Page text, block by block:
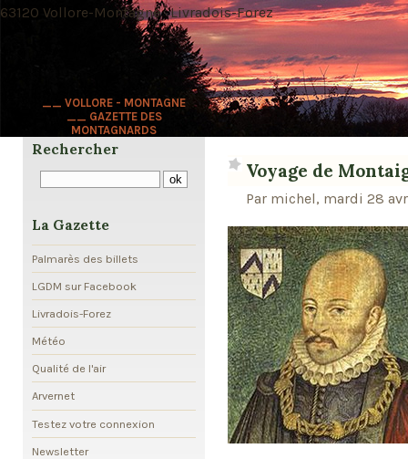
__ VOLLORE - MONTAGNE
__ GAZETTE DES
MONTAGNARDS
63120 Vollore-Montagne · Livradois-Forez
Voyage de
Par michel, mardi 28
Rechercher
La Gazette
Palmarès des billets
LGDM sur Facebook
Livradois-Forez
Météo
Qualité de l'air
Arvernet
Testez votre connexion
Newsletter